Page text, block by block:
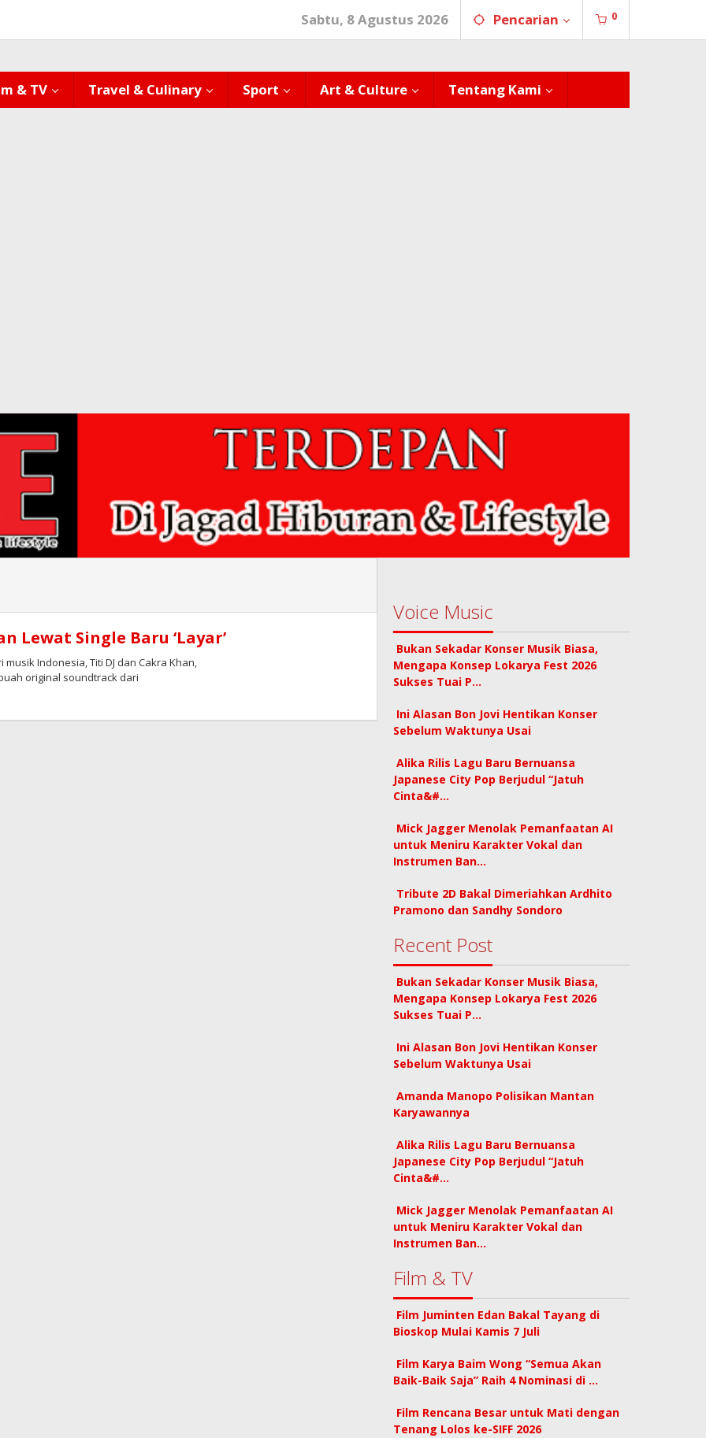
Sabtu, 8 Agustus 2026 Pencarian 0
& TV Travel & Culinary Sport Art & Culture Tentang Kami
Lewat Single Baru ‘Layar’
musik Indonesia, Titi DJ dan Cakra Khan,
original soundtrack dari
Voice Music
Bukan Sekadar Konser Musik Biasa,
Mengapa Konsep Lokarya Fest 2026
Sukses Tuai P…
Ini Alasan Bon Jovi Hentikan Konser
Sebelum Waktunya Usai
Alika Rilis Lagu Baru Bernuansa
Japanese City Pop Berjudul “Jatuh
Cinta&#…
Mick Jagger Menolak Pemanfaatan AI
untuk Meniru Karakter Vokal dan
Instrumen Ban…
Tribute 2D Bakal Dimeriahkan Ardhito
Pramono dan Sandhy Sondoro
Recent Post
Bukan Sekadar Konser Musik Biasa,
Mengapa Konsep Lokarya Fest 2026
Sukses Tuai P…
Ini Alasan Bon Jovi Hentikan Konser
Sebelum Waktunya Usai
Amanda Manopo Polisikan Mantan
Karyawannya
Alika Rilis Lagu Baru Bernuansa
Japanese City Pop Berjudul “Jatuh
Cinta&#…
Mick Jagger Menolak Pemanfaatan AI
untuk Meniru Karakter Vokal dan
Instrumen Ban…
Film & TV
Film Juminten Edan Bakal Tayang di
Bioskop Mulai Kamis 7 Juli
Film Karya Baim Wong “Semua Akan
Baik-Baik Saja” Raih 4 Nominasi di …
Film Rencana Besar untuk Mati dengan
Tenang Lolos ke-SIFF 2026